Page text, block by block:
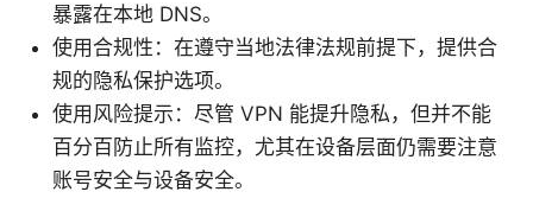
暴露在本地 DNS。
使用合规性：在遵守当地法律法规前提下，提供合
规的隐私保护选项。
使用风险提示：尽管 VPN 能提升隐私，但并不能
百分百防止所有监控，尤其在设备层面仍需要注意
账号安全与设备安全。